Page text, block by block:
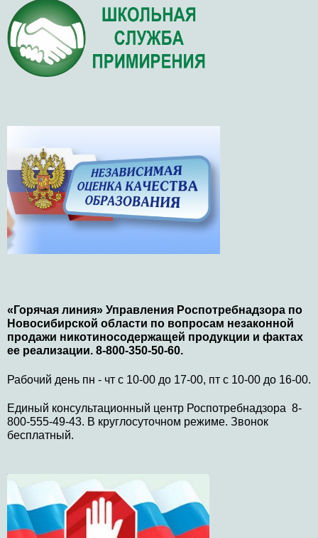
«Горячая линия» Управления Роспотребнадзора по
Новосибирской области по вопросам незаконной
продажи никотиносодержащей продукции и фактах
ее реализации. 8-800-350-50-60.
Рабочий день пн - чт с 10-00 до 17-00, пт с 10-00 до 16-00.
Единый консультационный центр Роспотребнадзора 8-
800-555-49-43. В круглосуточном режиме. Звонок
бесплатный.